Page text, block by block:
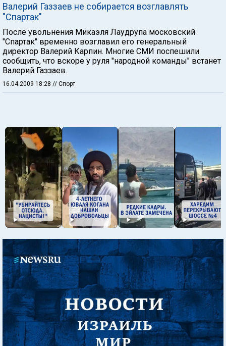
Валерий Газзаев не собирается возглавлять
"Спартак"
После увольнения Микаэля Лаудрупа московский
"Спартак" временно возглавил его генеральный
директор Валерий Карпин. Многие СМИ поспешили
сообщить, что вскоре у руля "народной команды" встанет
Валерий Газзаев.
16.04.2009 18:28 // Спорт